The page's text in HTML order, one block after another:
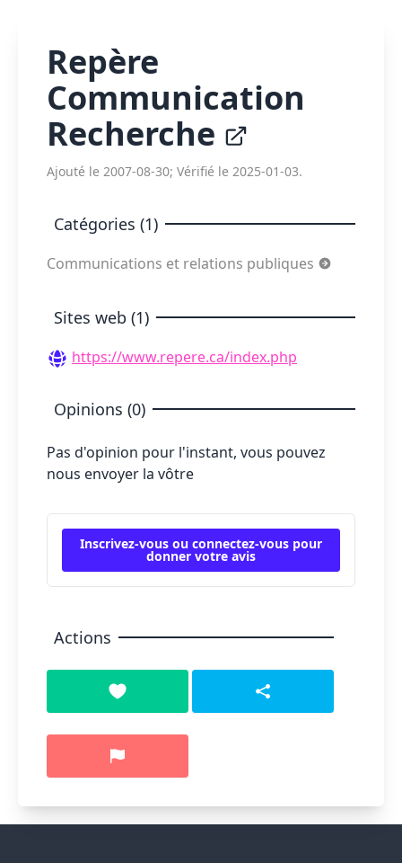
Repère
Communication
Recherche
Ajouté le 2007-08-30; Vérifié le 2025-01-03.
Catégories (1)
Communications et relations publiques
Sites web (1)
https://www.repere.ca/index.php
Opinions (0)
Pas d'opinion pour l'instant, vous pouvez
nous envoyer la vôtre
Inscrivez-vous ou connectez-vous pour
donner votre avis
Actions